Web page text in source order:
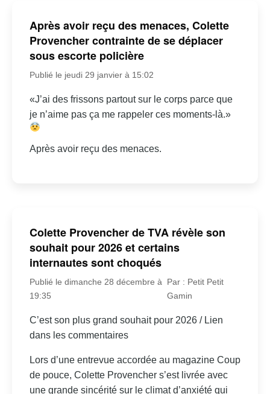
Après avoir reçu des menaces, Colette
Provencher contrainte de se déplacer
sous escorte policière
Publié le jeudi 29 janvier à 15:02
«J’ai des frissons partout sur le corps parce que
je n’aime pas ça me rappeler ces moments-là.»
Après avoir reçu des menaces.
Colette Provencher de TVA révèle son
souhait pour 2026 et certains
internautes sont choqués
Publié le dimanche 28 décembre à
19:35
Par : Petit Petit
Gamin
C’est son plus grand souhait pour 2026 / Lien
dans les commentaires
Lors d’une entrevue accordée au magazine Coup
de pouce, Colette Provencher s’est livrée avec
une grande sincérité sur le climat d’anxiété qui